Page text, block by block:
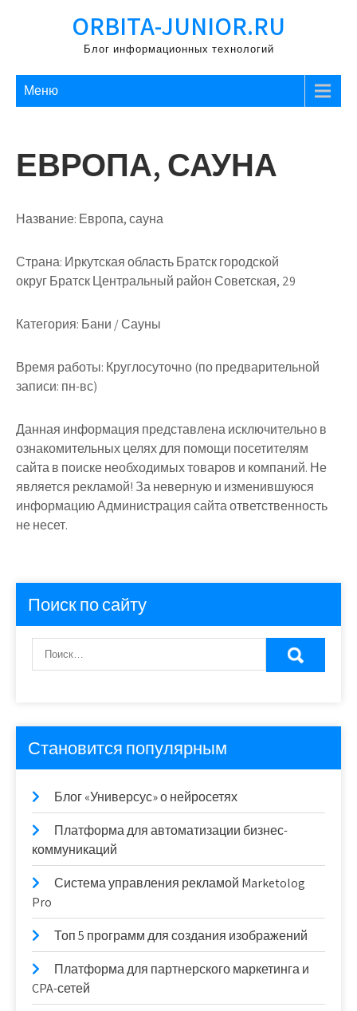
ORBITA-JUNIOR.RU
Блог информационных технологий
Меню
ЕВРОПА, САУНА
Название: Европа, сауна
Страна: Иркутская область Братск городской
округ Братск Центральный район Советская, 29
Категория: Бани / Сауны
Время работы: Круглосуточно (по предварительной
записи: пн-вс)
Данная информация представлена исключительно в
ознакомительных целях для помощи посетителям
сайта в поиске необходимых товаров и компаний. Не
является рекламой! За неверную и изменившуюся
информацию Администрация сайта ответственность
не несет.
Поиск по сайту
Становится популярным
Блог «Универсус» о нейросетях
Платформа для автоматизации бизнес-
коммуникаций
Система управления рекламой Marketolog
Pro
Топ 5 программ для создания изображений
Платформа для партнерского маркетинга и
CPA-сетей